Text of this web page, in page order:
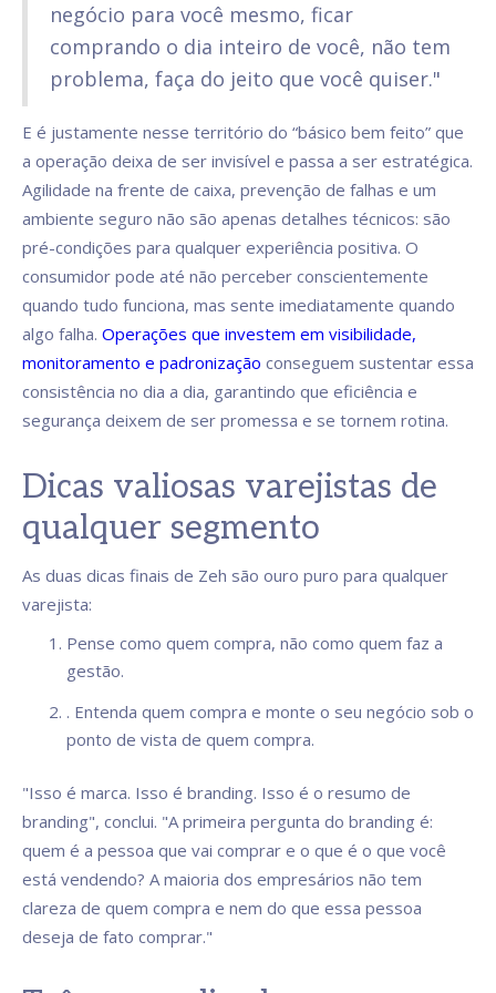
negócio para você mesmo, ficar
comprando o dia inteiro de você, não tem
problema, faça do jeito que você quiser."
E é justamente nesse território do “básico bem feito” que
a operação deixa de ser invisível e passa a ser estratégica.
Agilidade na frente de caixa, prevenção de falhas e um
ambiente seguro não são apenas detalhes técnicos: são
pré-condições para qualquer experiência positiva. O
consumidor pode até não perceber conscientemente
quando tudo funciona, mas sente imediatamente quando
algo falha. Operações que investem em visibilidade,
monitoramento e padronização conseguem sustentar essa
consistência no dia a dia, garantindo que eficiência e
segurança deixem de ser promessa e se tornem rotina.
Dicas valiosas varejistas de
qualquer segmento
As duas dicas finais de Zeh são ouro puro para qualquer
varejista:
Pense como quem compra, não como quem faz a
gestão.
. Entenda quem compra e monte o seu negócio sob o
ponto de vista de quem compra.
"Isso é marca. Isso é branding. Isso é o resumo de
branding", conclui. "A primeira pergunta do branding é:
quem é a pessoa que vai comprar e o que é o que você
está vendendo? A maioria dos empresários não tem
clareza de quem compra e nem do que essa pessoa
deseja de fato comprar."